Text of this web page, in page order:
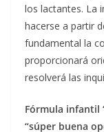
los lactantes. La
hacerse a partir
fundamental la
proporcionará
resolverá las
Fórmula infantil
“súper buena